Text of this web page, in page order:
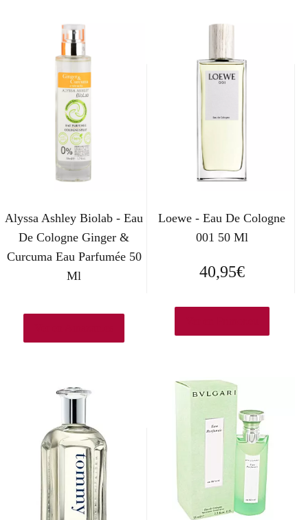
Alyssa Ashley Biolab - Eau
De Cologne Ginger &
Curcuma Eau Parfumée 50
Ml
Loewe - Eau De Cologne
001 50 Ml
40,95€